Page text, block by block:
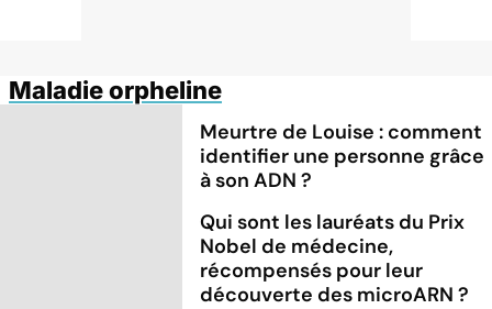
Maladie orpheline
Meurtre de Louise : comment
identifier une personne grâce
à son ADN ?
Qui sont les lauréats du Prix
Nobel de médecine,
récompensés pour leur
découverte des microARN ?